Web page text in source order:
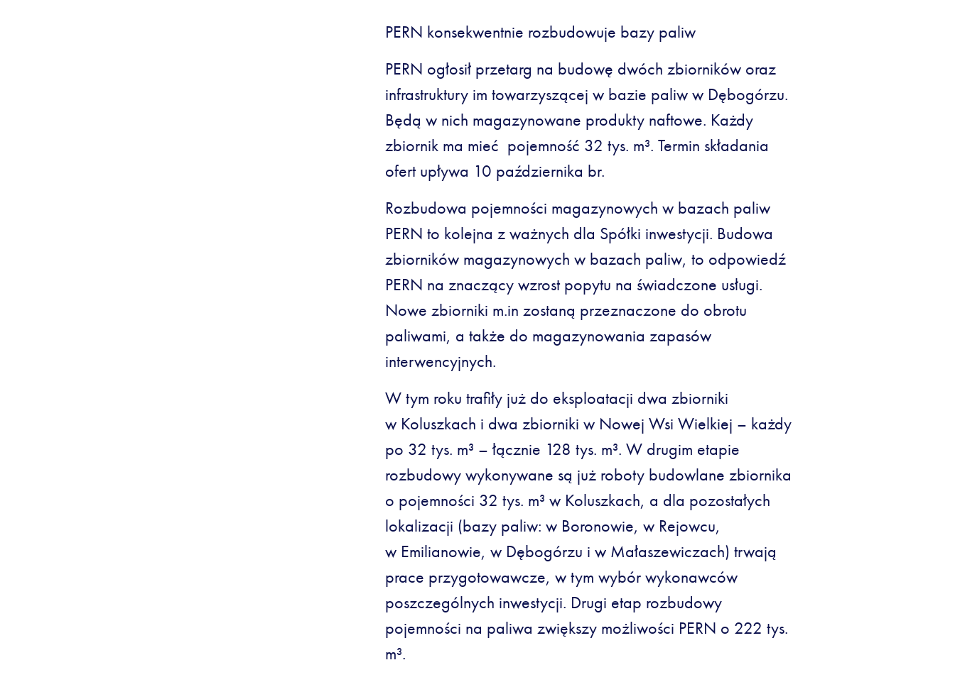
PERN konsekwentnie rozbudowuje bazy paliw
PERN ogłosił przetarg na budowę dwóch zbiorników oraz
infrastruktury im towarzyszącej w bazie paliw w Dębogórzu.
Będą w nich magazynowane produkty naftowe. Każdy
zbiornik ma mieć pojemność 32 tys. m³. Termin składania
ofert upływa 10 października br.
Rozbudowa pojemności magazynowych w bazach paliw
PERN to kolejna z ważnych dla Spółki inwestycji. Budowa
zbiorników magazynowych w bazach paliw, to odpowiedź
PERN na znaczący wzrost popytu na świadczone usługi.
Nowe zbiorniki m.in zostaną przeznaczone do obrotu
paliwami, a także do magazynowania zapasów
interwencyjnych.
W tym roku trafiły już do eksploatacji dwa zbiorniki
w Koluszkach i dwa zbiorniki w Nowej Wsi Wielkiej – każdy
po 32 tys. m³ – łącznie 128 tys. m³. W drugim etapie
rozbudowy wykonywane są już roboty budowlane zbiornika
o pojemności 32 tys. m³ w Koluszkach, a dla pozostałych
lokalizacji (bazy paliw: w Boronowie, w Rejowcu,
w Emilianowie, w Dębogórzu i w Małaszewiczach) trwają
prace przygotowawcze, w tym wybór wykonawców
poszczególnych inwestycji. Drugi etap rozbudowy
pojemności na paliwa zwiększy możliwości PERN o 222 tys.
m³.